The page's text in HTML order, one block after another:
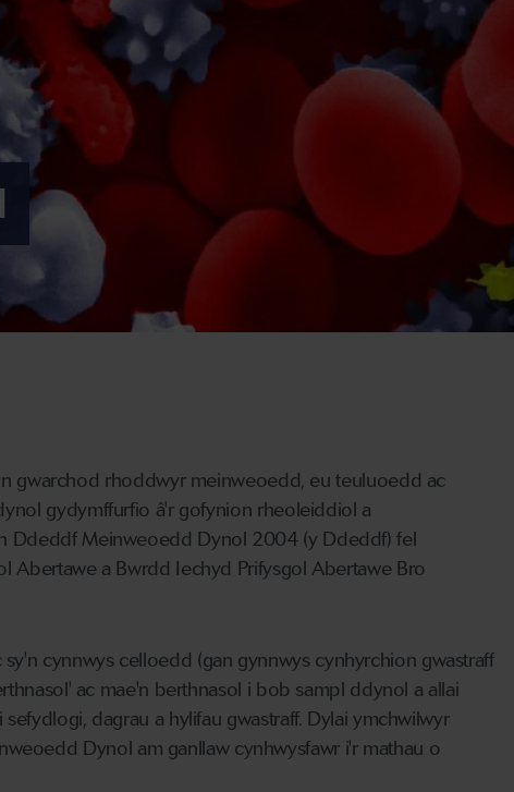
gwarchod rhoddwyr meinweoedd, eu teuluoedd ac
gydymffurfio â'r gofynion rheoleiddiol a
Ddeddf Meinweoedd Dynol 2004 (y Ddeddf) fel
Abertawe a Bwrdd Iechyd Prifysgol Abertawe Bro
cynnwys celloedd (gan gynnwys cynhyrchion gwastraff
ac mae'n berthnasol i bob sampl ddynol a allai
dagrau a hylifau gwastraff. Dylai ymchwilwyr
Dynol am ganllaw cynhwysfawr i'r mathau o